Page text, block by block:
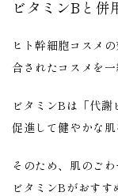
ビタミンBと併
ヒト幹細胞コスメ
合されたコスメを
ビタミンBは「代
促進して健やかな肌
そのため、肌のご
ビタミンBがおすす